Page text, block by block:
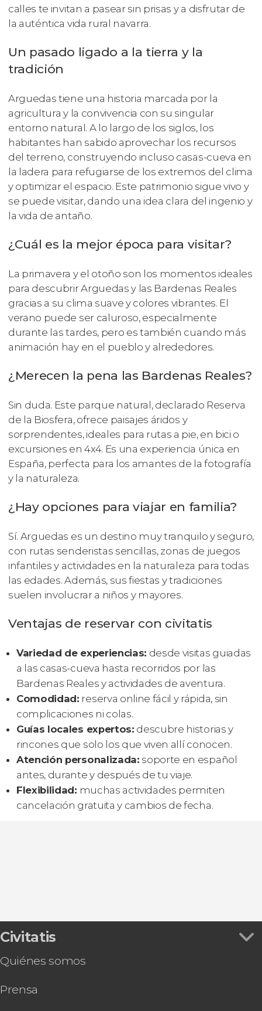
calles te invitan a pasear sin prisas y a disfrutar de
la auténtica vida rural navarra.
Un pasado ligado a la tierra y la
tradición
Arguedas tiene una historia marcada por la
agricultura y la convivencia con su singular
entorno natural. A lo largo de los siglos, los
habitantes han sabido aprovechar los recursos
del terreno, construyendo incluso casas-cueva en
la ladera para refugiarse de los extremos del clima
y optimizar el espacio. Este patrimonio sigue vivo y
se puede visitar, dando una idea clara del ingenio y
la vida de antaño.
¿Cuál es la mejor época para visitar?
La primavera y el otoño son los momentos ideales
para descubrir Arguedas y las Bardenas Reales
gracias a su clima suave y colores vibrantes. El
verano puede ser caluroso, especialmente
durante las tardes, pero es también cuando más
animación hay en el pueblo y alrededores.
¿Merecen la pena las Bardenas Reales?
Sin duda. Este parque natural, declarado Reserva
de la Biosfera, ofrece paisajes áridos y
sorprendentes, ideales para rutas a pie, en bici o
excursiones en 4x4. Es una experiencia única en
España, perfecta para los amantes de la fotografía
y la naturaleza.
¿Hay opciones para viajar en familia?
Sí. Arguedas es un destino muy tranquilo y seguro,
con rutas senderistas sencillas, zonas de juegos
infantiles y actividades en la naturaleza para todas
las edades. Además, sus fiestas y tradiciones
suelen involucrar a niños y mayores.
Ventajas de reservar con civitatis
Variedad de experiencias: desde visitas guiadas
a las casas-cueva hasta recorridos por las
Bardenas Reales y actividades de aventura.
Comodidad: reserva online fácil y rápida, sin
complicaciones ni colas.
Guías locales expertos: descubre historias y
rincones que solo los que viven allí conocen.
Atención personalizada: soporte en español
antes, durante y después de tu viaje.
Flexibilidad: muchas actividades permiten
cancelación gratuita y cambios de fecha.
Civitatis
Quiénes somos
Prensa